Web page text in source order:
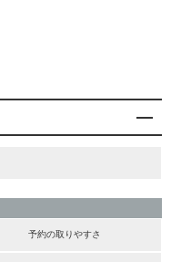
予約の取りやすさ